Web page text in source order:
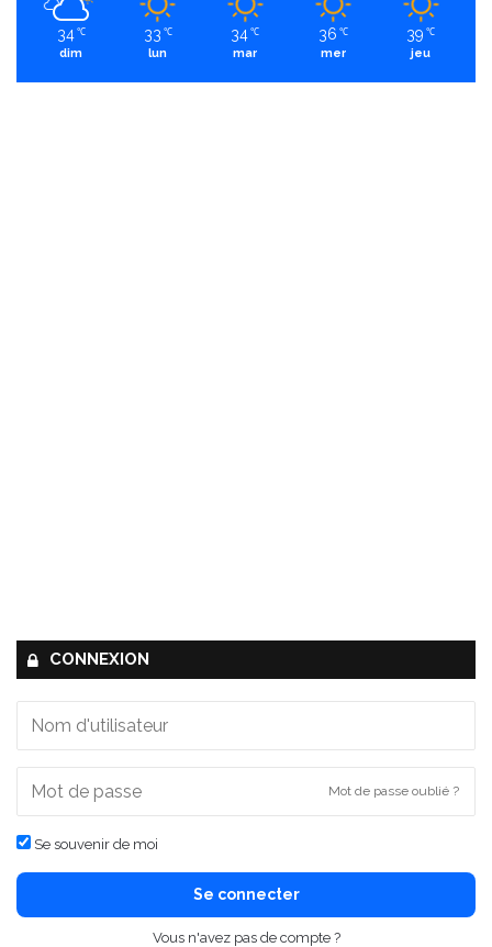
34 ℃
dim
33 ℃
lun
34 ℃
mar
36 ℃
mer
39 ℃
jeu
CONNEXION
Mot de passe oublié ?
Se souvenir de moi
Se connecter
Vous n'avez pas de compte ?